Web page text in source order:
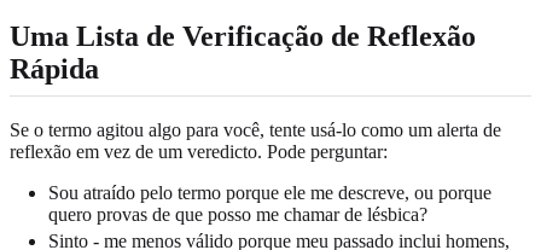
Uma Lista de Verificação de Reflexão
Rápida
Se o termo agitou algo para você, tente usá-lo como um alerta de
reflexão em vez de um veredicto. Pode perguntar:
Sou atraído pelo termo porque ele me descreve, ou porque
quero provas de que posso me chamar de lésbica?
Sinto - me menos válido porque meu passado inclui homens,